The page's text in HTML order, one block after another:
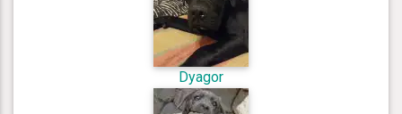
Dyagor